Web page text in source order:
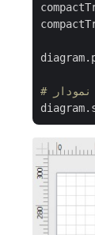
نمودار